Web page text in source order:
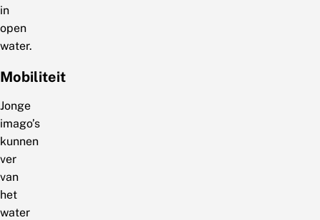
in
open
water.
Mobiliteit
Jonge
imago’s
kunnen
ver
van
het
water